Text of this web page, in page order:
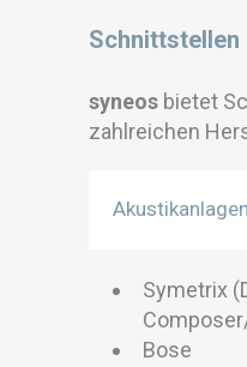
Schnittstellen
syneos bietet
zahlreichen
Akustikanlagen
Symetrix
Bose